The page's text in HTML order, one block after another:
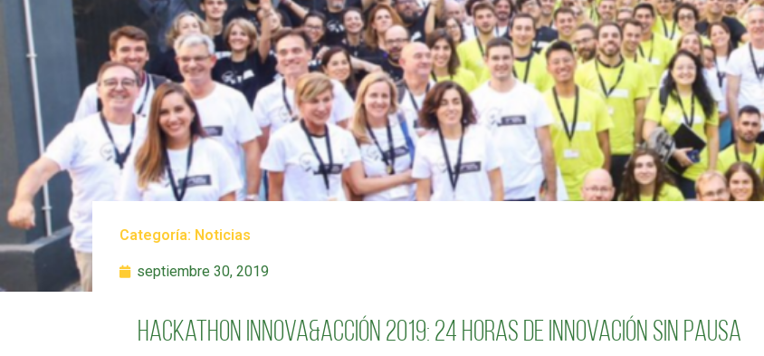
Categoría: Noticias
septiembre 30, 2019
Hackathon Innova&Acción 2019: 24 horas de innovación sin pausa